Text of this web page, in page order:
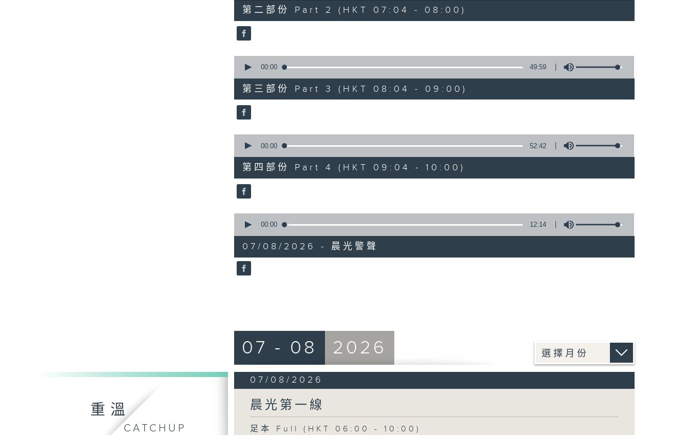
53
minutes,
9
seconds
90%
第二部份 Part 2 (HKT 07:04 - 08:00)
seconds
49
minutes,
59
seconds
90%
00:00 49:59
第三部份 Part 3 (HKT 08:04 - 09:00)
seconds
52
minutes,
42
seconds
90%
00:00 52:42
第四部份 Part 4 (HKT 09:04 - 10:00)
seconds
12
minutes,
14
seconds
90%
00:00 12:14
07/08/2026 - 晨光警聲
重溫
CATCHUP
07 - 08 2026
07/08/2026
晨光第一線
足本 Full (HKT 06:00 - 10:00)